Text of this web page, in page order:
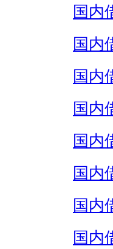
国内
国内
国内
国内
国内
国内
国内
国内